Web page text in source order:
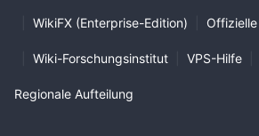
WikiFX (Enterprise-Edition)
Wiki-Forschungsinstitut VPS-Hilfe
Regionale Aufteilung